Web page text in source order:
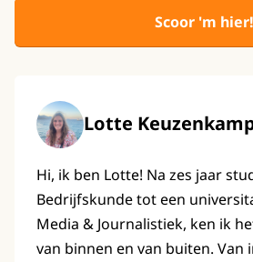
Scoor 'm hier!
Lotte
Hi, ik ben Lotte! Na zes jaar
Bedrijfskunde tot een
Media & Journalistiek, ken ik
van binnen en van buiten.